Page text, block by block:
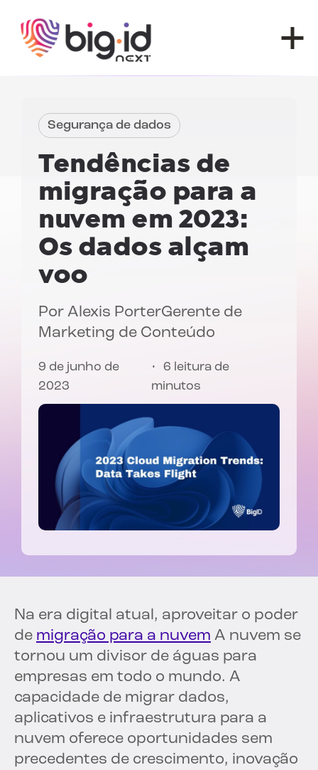
Segurança de dados
Tendências de
migração para a
nuvem em 2023:
Os dados alçam
voo
Por Alexis PorterGerente de
Marketing de Conteúdo
9 de junho de
2023
6 leitura de
minutos
Na era digital atual, aproveitar o poder
de migração para a nuvem A nuvem se
tornou um divisor de águas para
empresas em todo o mundo. A
capacidade de migrar dados,
aplicativos e infraestrutura para a
nuvem oferece oportunidades sem
precedentes de crescimento, inovação